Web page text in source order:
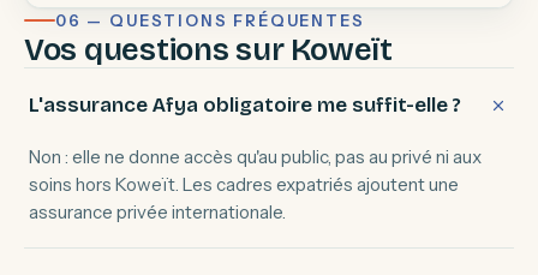
06 — QUESTIONS FRÉQUENTES
Vos questions sur Koweït
L'assurance Afya obligatoire me suffit-elle ?
Non : elle ne donne accès qu'au public, pas au privé ni aux
soins hors Koweït. Les cadres expatriés ajoutent une
assurance privée internationale.